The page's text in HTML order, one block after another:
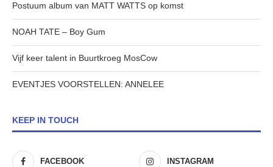
Postuum album van MATT WATTS op komst
NOAH TATE – Boy Gum
Vijf keer talent in Buurtkroeg MosCow
EVENTJES VOORSTELLEN: ANNELEE
KEEP IN TOUCH
FACEBOOK INSTAGRAM